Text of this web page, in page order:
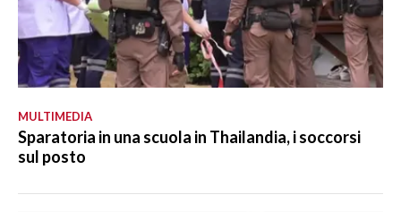
MULTIMEDIA
Sparatoria in una scuola in Thailandia, i soccorsi
sul posto